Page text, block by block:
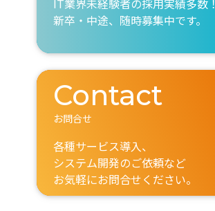
IT業界未経験者の採用実績多数！
新卒・中途、随時募集中です。
Contact
お問合せ
各種サービス導入、
システム開発のご依頼など
お気軽にお問合せください。